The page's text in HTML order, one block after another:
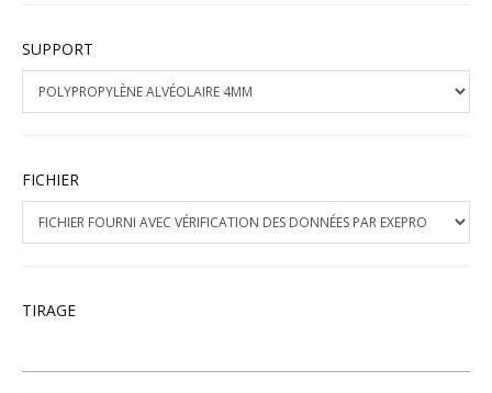
SUPPORT
FICHIER
TIRAGE